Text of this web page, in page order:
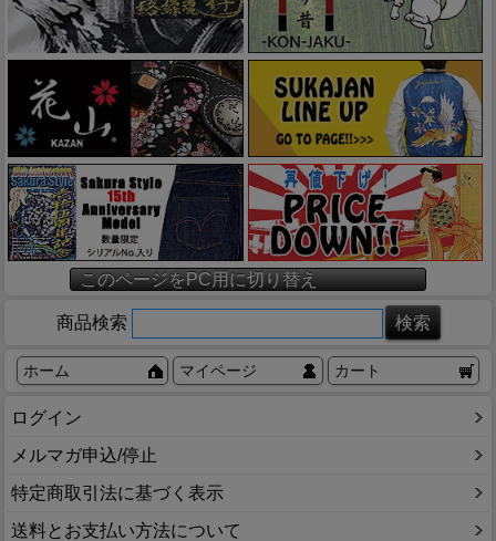
このページをPC用に切り替え
商品検索
ホーム マイページ カート
ログイン
メルマガ申込/停止
特定商取引法に基づく表示
送料とお支払い方法について